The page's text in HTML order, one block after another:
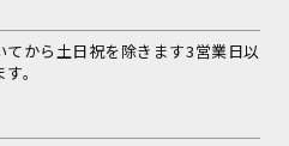
から土日祝を除きます3営業日以
。